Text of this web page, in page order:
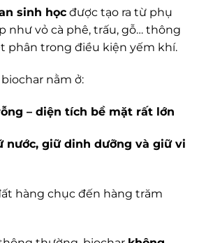
sinh học được tạo ra từ phụ
như vỏ cà phê, trấu, gỗ… thông
phân trong điều kiện yếm khí.
nằm ở:
– diện tích bề mặt rất lớn
nước, giữ dinh dưỡng và giữ vi
hàng chục đến hàng trăm